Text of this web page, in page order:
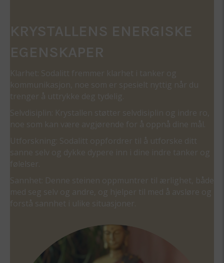
KRYSTALLENS ENERGISKE
EGENSKAPER
Klarhet: Sodalitt fremmer klarhet i tanker og
kommunikasjon, noe som er spesielt nyttig når du
trenger å uttrykke deg tydelig.
Selvdisiplin: Krystallen støtter selvdisiplin og indre ro,
noe som kan være avgjørende for å oppnå dine mål.
Utforskning: Sodalitt oppfordrer til å utforske ditt
sanne selv og dykke dypere inn i dine indre tanker og
følelser.
Sannhet: Denne steinen oppmuntrer til ærlighet, både
med seg selv og andre, og hjelper til med å avsløre og
forstå sannhet i ulike situasjoner.